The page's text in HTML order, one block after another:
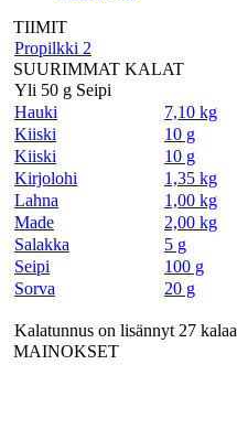
TIIMIT
Propilkki 2
SUURIMMAT KALAT
Yli 50 g Seipi
Hauki
7,10 kg
Kiiski
10 g
Kiiski
10 g
Kirjolohi
1,35 kg
Lahna
1,00 kg
Made
2,00 kg
Salakka
5 g
Seipi
100 g
Sorva
20 g
Kalatunnus on lisännyt 27 kalaa
MAINOKSET